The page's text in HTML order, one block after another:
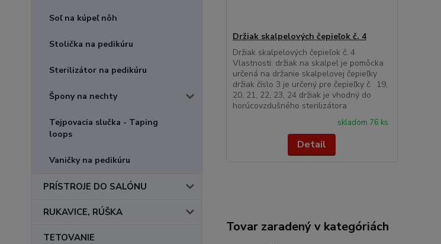
Soľ na kúpeľ nôh
Stolička na pedikúru
Sterilizátor na pedikúru
Špony na nechty
Tejpovacia slučka - Taping
loops
Vaničky na pedikúru
PRÍSTROJE DO SALÓNU
RUKAVICE, RÚŠKA
TETOVANIE
Držiak skalpelových čepieľok č. 4
Držiak skalpelových čepieľok č. 4
Vlastnosti: držiak na skalpel je pomôcka
určená na držanie skalpelovej čepieľky
držiak číslo 3 je určený pre čepieľky č. 19,
20, 21, 22, 23, 24 držiak je vhodný do
horúcovzdušného sterilizátora
skladom 76 ks
Detail
Tovar zaradený v kategóriách